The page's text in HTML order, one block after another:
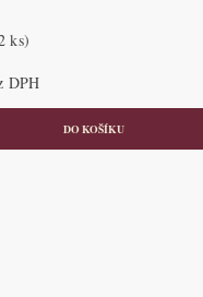
ks)
Kč bez DPH